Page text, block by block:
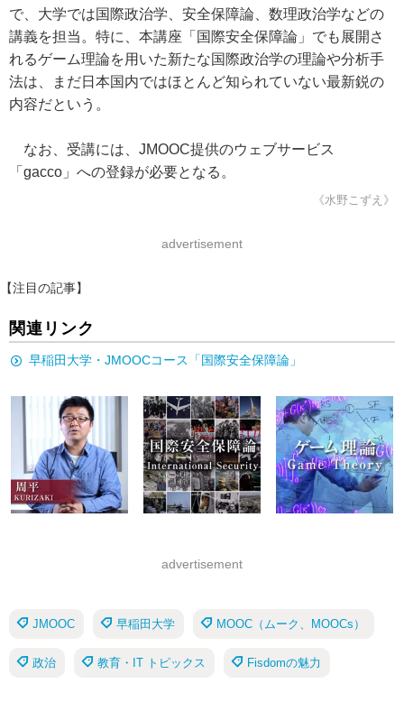
で、大学では国際政治学、安全保障論、数理政治学などの
講義を担当。特に、本講座「国際安全保障論」でも展開さ
れるゲーム理論を用いた新たな国際政治学の理論や分析手
法は、まだ日本国内ではほとんど知られていない最新鋭の
内容だという。
なお、受講には、JMOOC提供のウェブサービス
「gacco」への登録が必要となる。
《水野こずえ》
advertisement
【注目の記事】
関連リンク
早稲田大学・JMOOCコース「国際安全保障論」
advertisement
JMOOC 早稲田大学 MOOC（ムーク、MOOCs）
政治 教育・IT トピックス Fisdomの魅力